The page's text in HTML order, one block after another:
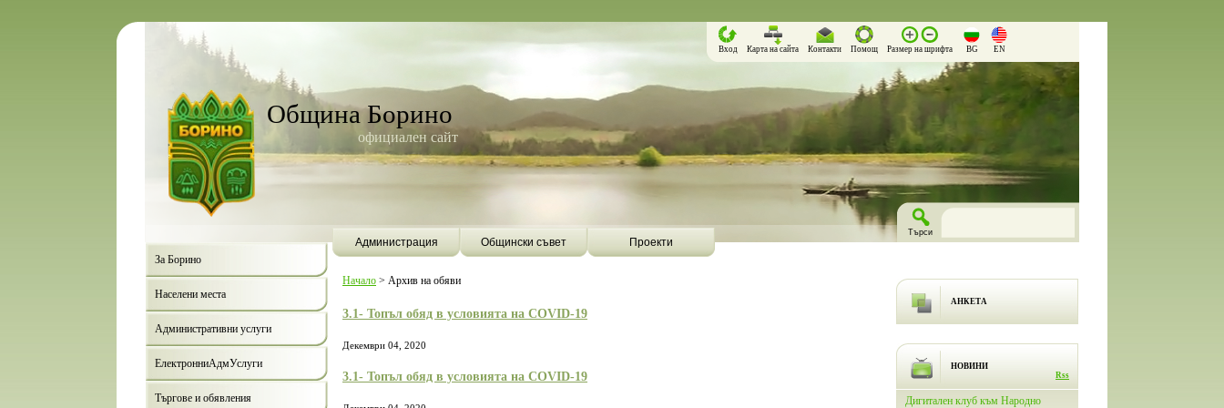
Община Борино
официален сайт
Вход Карта на сайта Контакти Помощ Размер на шрифта BG EN
Администрация Общински съвет
Проекти
За Борино
Населени места
Административни услуги
ЕлектронниАдмУслуги
Търгове и обявления
Начало > Архив на обяви
3.1- Топъл обяд в условията на COVID-19
Декември 04, 2020
3.1- Топъл обяд в условията на COVID-19
АНКЕТА
НОВИНИ
Rss
Дигитален клуб към Народно